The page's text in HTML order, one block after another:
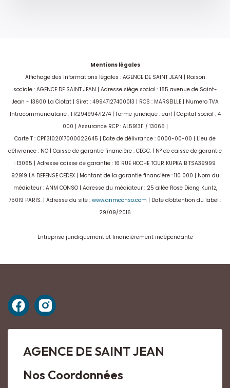
Mentions légales
Affichage des informations légales : AGENCE DE SAINT JEAN | Raison
sociale : AGENCE DE SAINT JEAN | Adresse siège social : 185 avenue de Saint-
Jean - 13600 La Ciotat | Siret : 49947127400013 | RCS : MARSEILLE | Numero TVA
Intracommunautaire : FR29499471274 | Forme juridique : eurl | Capital social : 4
000 | Assurance RCP : AL591311 / 13065 |
Carte T : CPI13102017000022645 | Date de délivrance : 0000-00-00 | Lieu de
délivrance : NC | Caisse de garantie financière : CEGC. | N° de caisse de garantie
: 13065 | Adresse caisse de garantie : 16 RUE HOCHE TOUR KUPKA B TSA39999
92919 LA DEFENSE CEDEX | Montant de la garantie financière : 110 000 | Nom du
médiateur : ANM CONSO | Adresse du médiateur : 25 allée Rose Dieng Kuntz,
75019 PARIS. | Adresse du site : www.anmconso.com | Date d'obtention du label :
29/09/2016
Entreprise juridiquement et financièrement indépendante
AGENCE DE SAINT JEAN
Nos Coordonnées